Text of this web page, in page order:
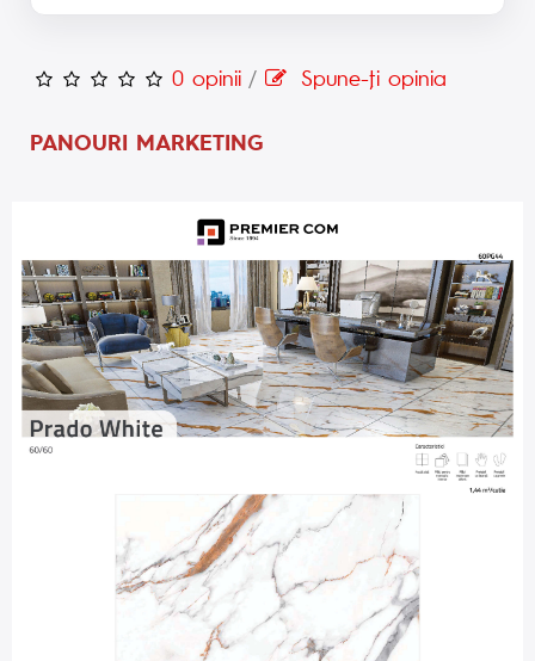
0 opinii / Spune-ţi opinia
PANOURI MARKETING